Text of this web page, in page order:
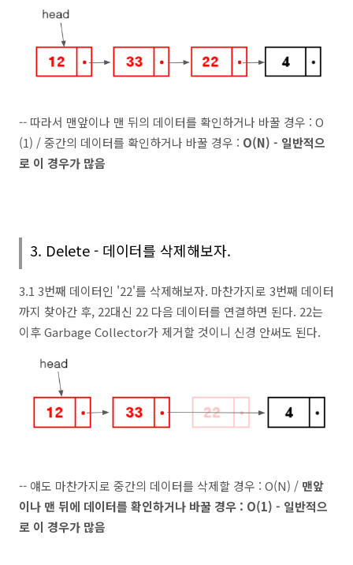
-- 따라서 맨앞이나 맨 뒤의 데이터를 확인하거나 바꿀 경우 : O
(1) / 중간의 데이터를 확인하거나 바꿀 경우 : O(N) - 일반적으
로 이 경우가 많음
3. Delete - 데이터를 삭제해보자.
3.1 3번째 데이터인 '22'를 삭제해보자. 마찬가지로 3번째 데이터
까지 찾아간 후, 22대신 22 다음 데이터를 연결하면 된다. 22는
이후 Garbage Collector가 제거할 것이니 신경 안써도 된다.
-- 얘도 마찬가지로 중간의 데이터를 삭제할 경우 : O(N) / 맨앞
이나 맨 뒤에 데이터를 확인하거나 바꿀 경우 : O(1) - 일반적으
로 이 경우가 많음